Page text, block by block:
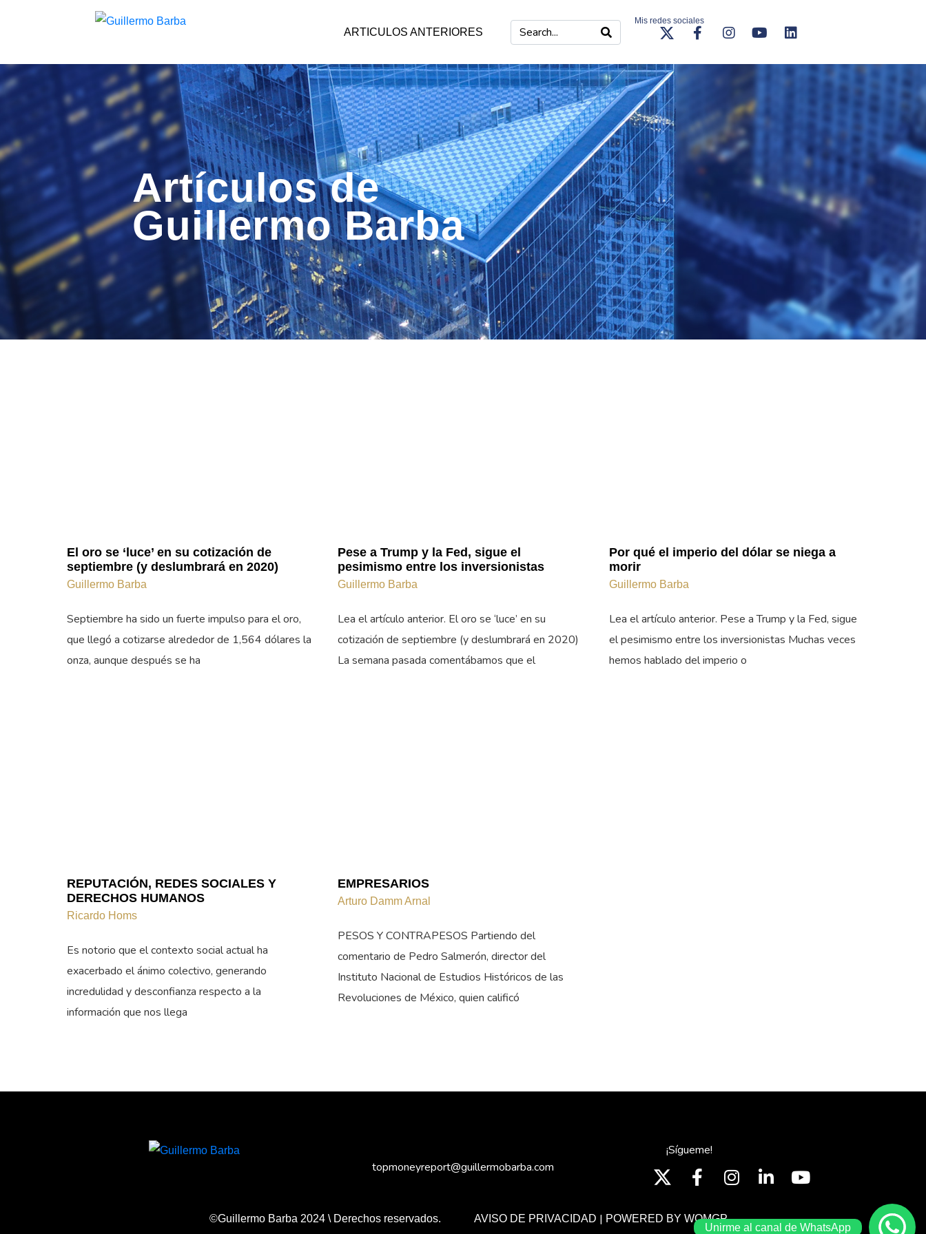
ARTICULOS ANTERIORES
Mis redes sociales
Artículos de
Guillermo Barba
El oro se ‘luce’ en su cotización de
septiembre (y deslumbrará en 2020)
Guillermo Barba
Septiembre ha sido un fuerte impulso para el oro,
que llegó a cotizarse alrededor de 1,564 dólares la
onza, aunque después se ha
Pese a Trump y la Fed, sigue el
pesimismo entre los inversionistas
Guillermo Barba
Lea el artículo anterior. El oro se ‘luce’ en su
cotización de septiembre (y deslumbrará en 2020)
La semana pasada comentábamos que el
Por qué el imperio del dólar se niega a
morir
Guillermo Barba
Lea el artículo anterior. Pese a Trump y la Fed, sigue
el pesimismo entre los inversionistas Muchas veces
hemos hablado del imperio o
REPUTACIÓN, REDES SOCIALES Y
DERECHOS HUMANOS
Ricardo Homs
Es notorio que el contexto social actual ha
exacerbado el ánimo colectivo, generando
incredulidad y desconfianza respecto a la
información que nos llega
EMPRESARIOS
Arturo Damm Arnal
PESOS Y CONTRAPESOS Partiendo del
comentario de Pedro Salmerón, director del
Instituto Nacional de Estudios Históricos de las
Revoluciones de México, quien calificó
topmoneyreport@guillermobarba.com
¡Sígueme!
©Guillermo Barba 2024 \ Derechos reservados. AVISO DE PRIVACIDAD | POWERED BY WOMGP
Unirme al canal de WhatsApp